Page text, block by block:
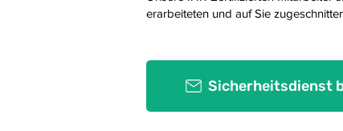
erarbeiteten und auf Sie
Sicherheitsdienst